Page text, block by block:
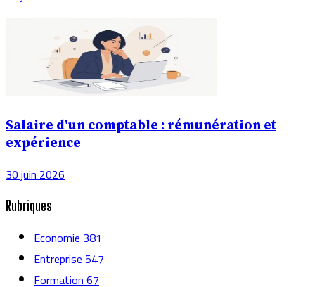
Salaire d'un comptable : rémunération et
expérience
30 juin 2026
Rubriques
Economie381
Entreprise547
Formation67